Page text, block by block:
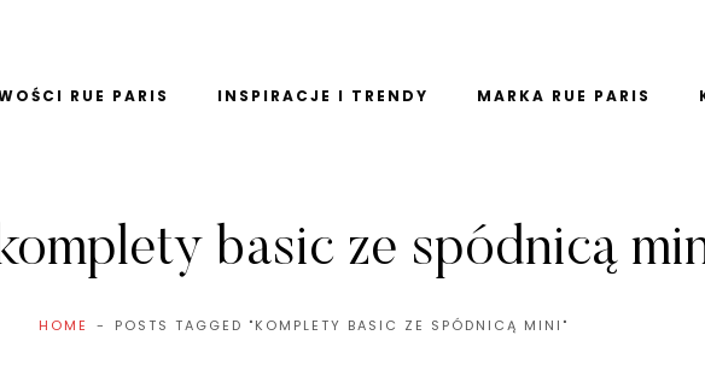
RUE PARIS INSPIRACJE I TRENDY MARKA RUE PARIS
basic ze spódnicą
HOME POSTS TAGGED "KOMPLETY BASIC ZE SPÓDNICĄ MINI"